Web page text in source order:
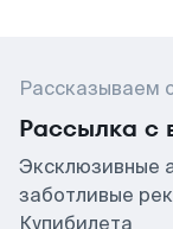
Рассказываем
Рассылка с
Эксклюзивные
заботливые
Купибилета